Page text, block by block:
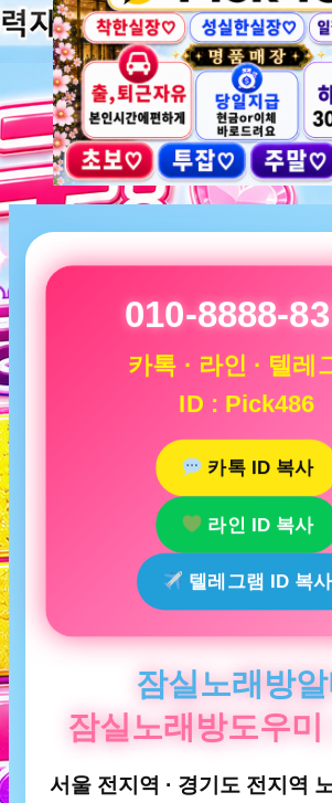
010-8888-
카톡 · 라인 · 텔레
ID : Pick486
카톡 ID 복사
라인 ID 복사
텔레그램 ID 복사
잠실노래방
잠실노래방도우미
서울 전지역 · 경기도 전지역